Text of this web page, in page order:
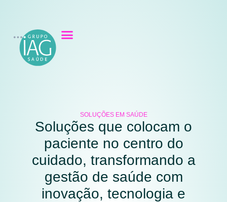
SOLUÇÕES EM SAÚDE
Soluções que colocam o
paciente no centro do
cuidado, transformando a
gestão de saúde com
inovação, tecnologia e